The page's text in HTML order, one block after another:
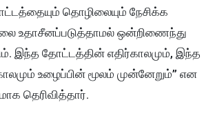
தொழிலையும் நேசிக்க
உதாசீனப்படுத்தாமல் ஒன்றிணைந்து
இந்த தோட்டத்தின் எதிர்காலமும், இந்த
உழைப்பின் மூலம் முன்னேறும்” என
தெரிவித்தார்.